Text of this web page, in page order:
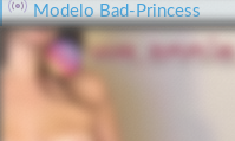
Modelo Bad-Princess